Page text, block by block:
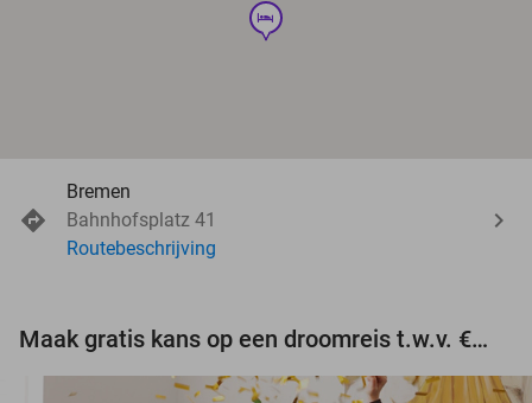
hotel
Bremen
Bahnhofsplatz 41
Routebeschrijving
Maak gratis kans op een droomreis t.w.v. €3.000!